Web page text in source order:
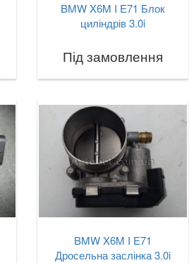
BMW X6M I E71 Блок
циліндрів 3.0i
Під замовлення
BMW X6M I E71
Дросельна заслінка 3.0i